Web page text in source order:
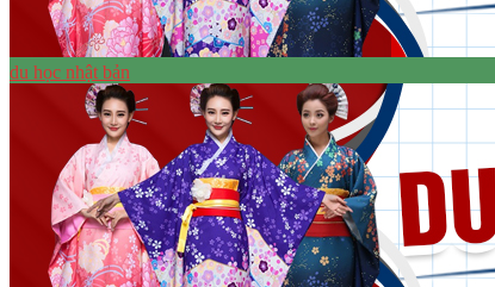
du học nhật bản